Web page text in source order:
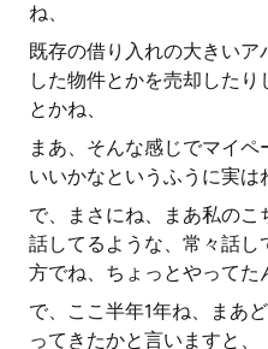
ね、
既存の借り入れの大きい
した物件とかを売却した
とかね、
まあ、そんな感じでマイ
いいかなというふうに実は
で、まさにね、まあ私の
話してるような、常々話し
方でね、ちょっとやってた
で、ここ半年1年ね、まあ
ってきたかと言いますと、